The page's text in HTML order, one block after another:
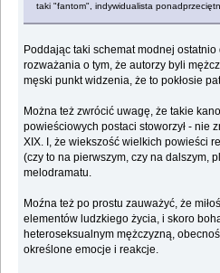
taki "fantom", indywidualista
Poddając taki schemat modnej
rozważania o tym, że autorzy byli
męski punkt widzenia, że to pokłosie
Można też zwrócić uwagę, że takie
powieściowych postaci stoworzył - nie
XIX. I, że wiekszość wielkich powieści
(czy to na pierwszym, czy na dalszym,
melodramatu.
Moźna też po prostu zauważyć, że
elementów ludzkiego życia, i skoro
heteroseksualnym mężczyzną,
określone emocje i reakcje.